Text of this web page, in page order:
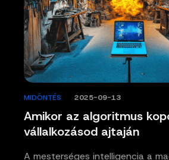
Amikor az algoritmus
vállalkozásod ajtaján
MIDÖNTÉS 2025-09-13
A mesterséges intelligencia a